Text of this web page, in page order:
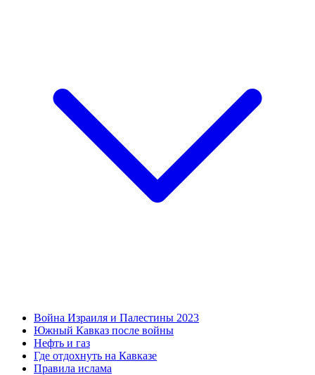
Война Израиля и Палестины 2023
Южный Кавказ после войны
Нефть и газ
Где отдохнуть на Кавказе
Правила ислама